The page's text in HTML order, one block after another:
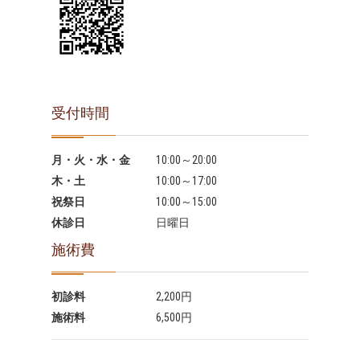
受付時間
月・火・水・金
10:00～20:00
木・土
10:00～17:00
祝祭日
10:00～15:00
休診日
日曜日
施術費
初診料
2,200円
施術料
6,500円